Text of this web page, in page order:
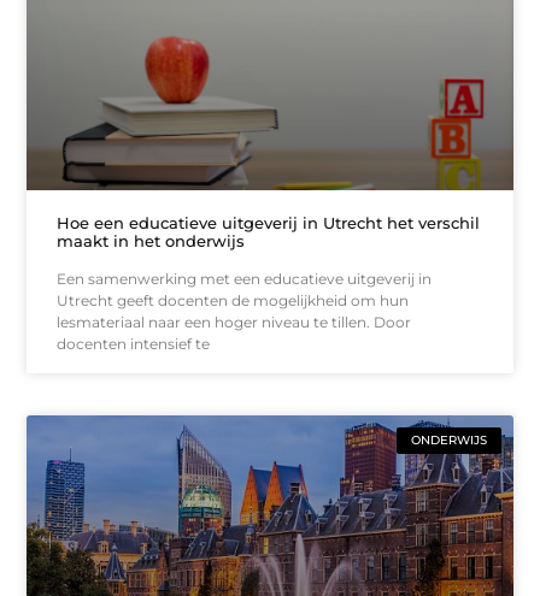
Hoe een educatieve uitgeverij in Utrecht het verschil
maakt in het onderwijs
Een samenwerking met een educatieve uitgeverij in
Utrecht geeft docenten de mogelijkheid om hun
lesmateriaal naar een hoger niveau te tillen. Door
docenten intensief te
ONDERWIJS